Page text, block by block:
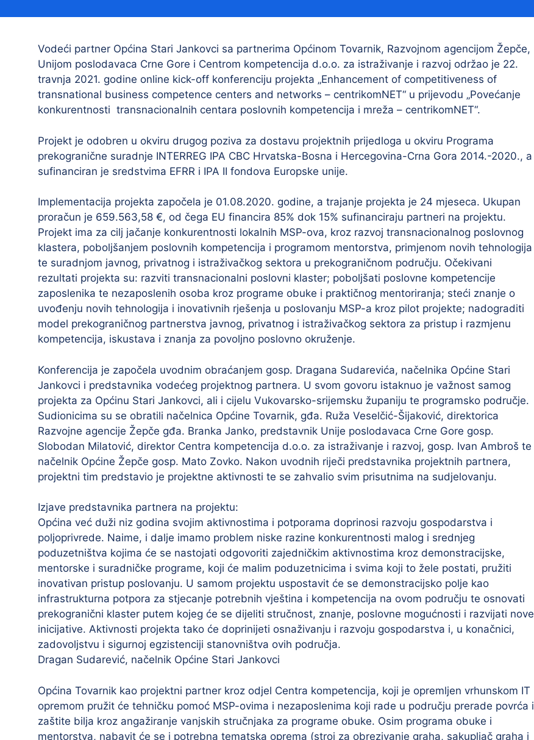
Sponzorstva i donacije
Procedure
Službeni vjesnik
Prostorni plan uređenja Općine Tovarnik
I. izmjene i dopune prostornog plana
uređenja Općine Tovarnik
II. izmjene i dopune prostornog plana
uređenja Općine Tovarnik
III. izmjene i dopune prostornog plana
uređenja Općine Tovarnik
Civilna zaštita
Vatrogastvo
Vodeći partner Općina Stari Jankovci sa partnerima Općinom Tovarnik, Razvojnom agencijom Žepče,
Unijom poslodavaca Crne Gore i Centrom kompetencija d.o.o. za istraživanje i razvoj održao je 22.
travnja 2021. godine online kick-off konferenciju projekta „Enhancement of competitiveness of
transnational business competence centers and networks – centrikomNET“ u prijevodu „Povećanje
konkurentnosti transnacionalnih centara poslovnih kompetencija i mreža – centrikomNET“.
Projekt je odobren u okviru drugog poziva za dostavu projektnih prijedloga u okviru Programa
prekogranične suradnje INTERREG IPA CBC Hrvatska-Bosna i Hercegovina-Crna Gora 2014.-2020., a
sufinanciran je sredstvima EFRR i IPA II fondova Europske unije.
Implementacija projekta započela je 01.08.2020. godine, a trajanje projekta je 24 mjeseca. Ukupan
proračun je 659.563,58 €, od čega EU financira 85% dok 15% sufinanciraju partneri na projektu.
Projekt ima za cilj jačanje konkurentnosti lokalnih MSP-ova, kroz razvoj transnacionalnog poslovnog
klastera, poboljšanjem poslovnih kompetencija i programom mentorstva, primjenom novih tehnologija
te suradnjom javnog, privatnog i istraživačkog sektora u prekograničnom području. Očekivani
rezultati projekta su: razviti transnacionalni poslovni klaster; poboljšati poslovne kompetencije
zaposlenika te nezaposlenih osoba kroz programe obuke i praktičnog mentoriranja; steći znanje o
uvođenju novih tehnologija i inovativnih rješenja u poslovanju MSP-a kroz pilot projekte; nadograditi
model prekograničnog partnerstva javnog, privatnog i istraživačkog sektora za pristup i razmjenu
kompetencija, iskustava i znanja za povoljno poslovno okruženje.
Konferencija je započela uvodnim obraćanjem gosp. Dragana Sudarevića, načelnika Općine Stari
Jankovci i predstavnika vodećeg projektnog partnera. U svom govoru istaknuo je važnost samog
projekta za Općinu Stari Jankovci, ali i cijelu Vukovarsko-srijemsku županiju te programsko područje.
Sudionicima su se obratili načelnica Općine Tovarnik, gđa. Ruža Veselčić-Šijaković, direktorica
Razvojne agencije Žepče gđa. Branka Janko, predstavnik Unije poslodavaca Crne Gore gosp.
Slobodan Milatović, direktor Centra kompetencija d.o.o. za istraživanje i razvoj, gosp. Ivan Ambroš te
načelnik Općine Žepče gosp. Mato Zovko. Nakon uvodnih riječi predstavnika projektnih partnera,
projektni tim predstavio je projektne aktivnosti te se zahvalio svim prisutnima na sudjelovanju.
Izjave predstavnika partnera na projektu:
Općina već duži niz godina svojim aktivnostima i potporama doprinosi razvoju gospodarstva i
poljoprivrede. Naime, i dalje imamo problem niske razine konkurentnosti malog i srednjeg
poduzetništva kojima će se nastojati odgovoriti zajedničkim aktivnostima kroz demonstracijske,
mentorske i suradničke programe, koji će malim poduzetnicima i svima koji to žele postati, pružiti
inovativan pristup poslovanju. U samom projektu uspostavit će se demonstracijsko polje kao
infrastrukturna potpora za stjecanje potrebnih vještina i kompetencija na ovom području te osnovati
prekogranični klaster putem kojeg će se dijeliti stručnost, znanje, poslovne mogućnosti i razvijati nove
inicijative. Aktivnosti projekta tako će doprinijeti osnaživanju i razvoju gospodarstva i, u konačnici,
zadovoljstvu i sigurnoj egzistenciji stanovništva ovih područja.
Dragan Sudarević, načelnik Općine Stari Jankovci
Općina Tovarnik kao projektni partner kroz odjel Centra kompetencija, koji je opremljen vrhunskom IT
opremom pružit će tehničku pomoć MSP-ovima i nezaposlenima koji rade u području prerade povrća i
zaštite bilja kroz angažiranje vanjskih stručnjaka za programe obuke. Osim programa obuke i
mentorstva, nabavit će se i potrebna tematska oprema (stroj za obrezivanje graha, sakupljač graha i